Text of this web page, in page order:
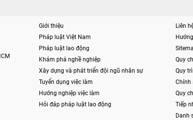
Giới thiệu
Pháp luật Việt Nam
Pháp luật lao động
Khám phá nghề nghiệp
Xây dựng và phát triển đội ngũ nhân sự
Tuyển dụng việc làm
Hướng nghiệp việc làm
Hỏi đáp pháp luật lao động
Liên
Quy
Quy
Chính
Quy
Tiếp
Danh